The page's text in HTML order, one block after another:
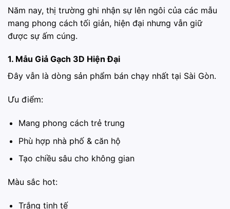
Năm nay, thị trường ghi nhận sự lên ngôi của các mẫu
mang phong cách tối giản, hiện đại nhưng vẫn giữ
được sự ấm cúng.
1. Mẫu Giả Gạch 3D Hiện Đại
Đây vẫn là dòng sản phẩm bán chạy nhất tại Sài Gòn.
Ưu điểm:
Mang phong cách trẻ trung
Phù hợp nhà phố & căn hộ
Tạo chiều sâu cho không gian
Màu sắc hot:
Trắng tinh tế